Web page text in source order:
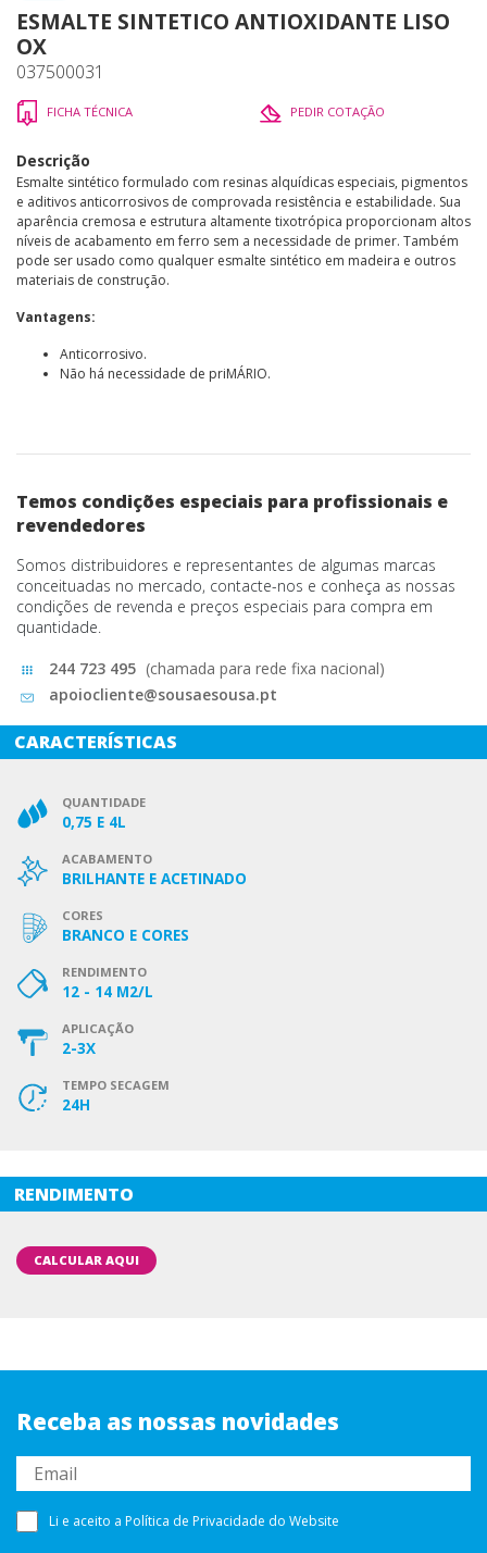
ESMALTE SINTETICO ANTIOXIDANTE LISO
OX
037500031
FICHA TÉCNICA PEDIR COTAÇÃO
Descrição
Esmalte sintético formulado com resinas alquídicas especiais, pigmentos
e aditivos anticorrosivos de comprovada resistência e estabilidade. Sua
aparência cremosa e estrutura altamente tixotrópica proporcionam altos
níveis de acabamento em ferro sem a necessidade de primer. Também
pode ser usado como qualquer esmalte sintético em madeira e outros
materiais de construção.
Vantagens:
Anticorrosivo.
Não há necessidade de priMÁRIO.
Temos condições especiais para profissionais e
revendedores
Somos distribuidores e representantes de algumas marcas
conceituadas no mercado, contacte-nos e conheça as nossas
condições de revenda e preços especiais para compra em
quantidade.
244 723 495 (chamada para rede fixa nacional)
apoiocliente@sousaesousa.pt
CARACTERÍSTICAS
QUANTIDADE
0,75 E 4L
ACABAMENTO
BRILHANTE E ACETINADO
CORES
BRANCO E CORES
RENDIMENTO
12 - 14 M2/L
APLICAÇÃO
2-3X
TEMPO SECAGEM
24H
RENDIMENTO
CALCULAR AQUI
Receba as nossas novidades
Li e aceito a Política de Privacidade do Website